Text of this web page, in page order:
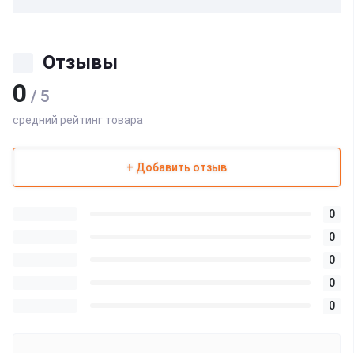
Отзывы
0 / 5
средний рейтинг товара
+ Добавить отзыв
0
0
0
0
0